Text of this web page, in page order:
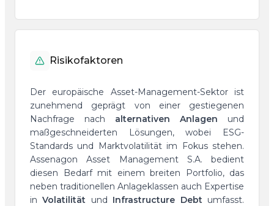
Risikofaktoren
Der europäische Asset-Management-Sektor ist
zunehmend geprägt von einer gestiegenen
Nachfrage nach alternativen Anlagen und
maßgeschneiderten Lösungen, wobei ESG-
Standards und Marktvolatilität im Fokus stehen.
Assenagon Asset Management S.A. bedient
diesen Bedarf mit einem breiten Portfolio, das
neben traditionellen Anlageklassen auch Expertise
inVolatilität und Infrastructure Debt umfasst.